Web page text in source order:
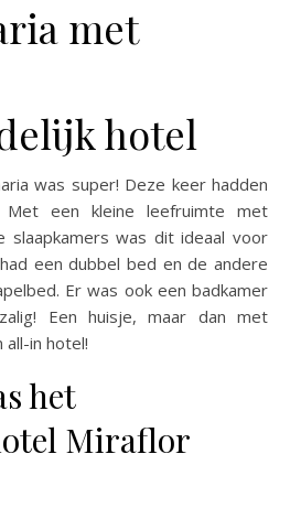
met
hotel
was super! Deze keer hadden
een kleine leefruimte met
slaapkamers was dit ideaal voor
een dubbel bed en de andere
Er was ook een badkamer
Een huisje, maar dan met
in hotel!
het
Miraflor